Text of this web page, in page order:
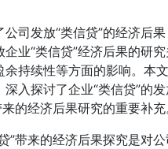
司发放“类信贷”的经济后
业“类信贷”经济后果的研
持续性等方面的影响。本
入探讨了企业“类信贷”的
的经济后果研究的重要补充
”带来的经济后果探究是对